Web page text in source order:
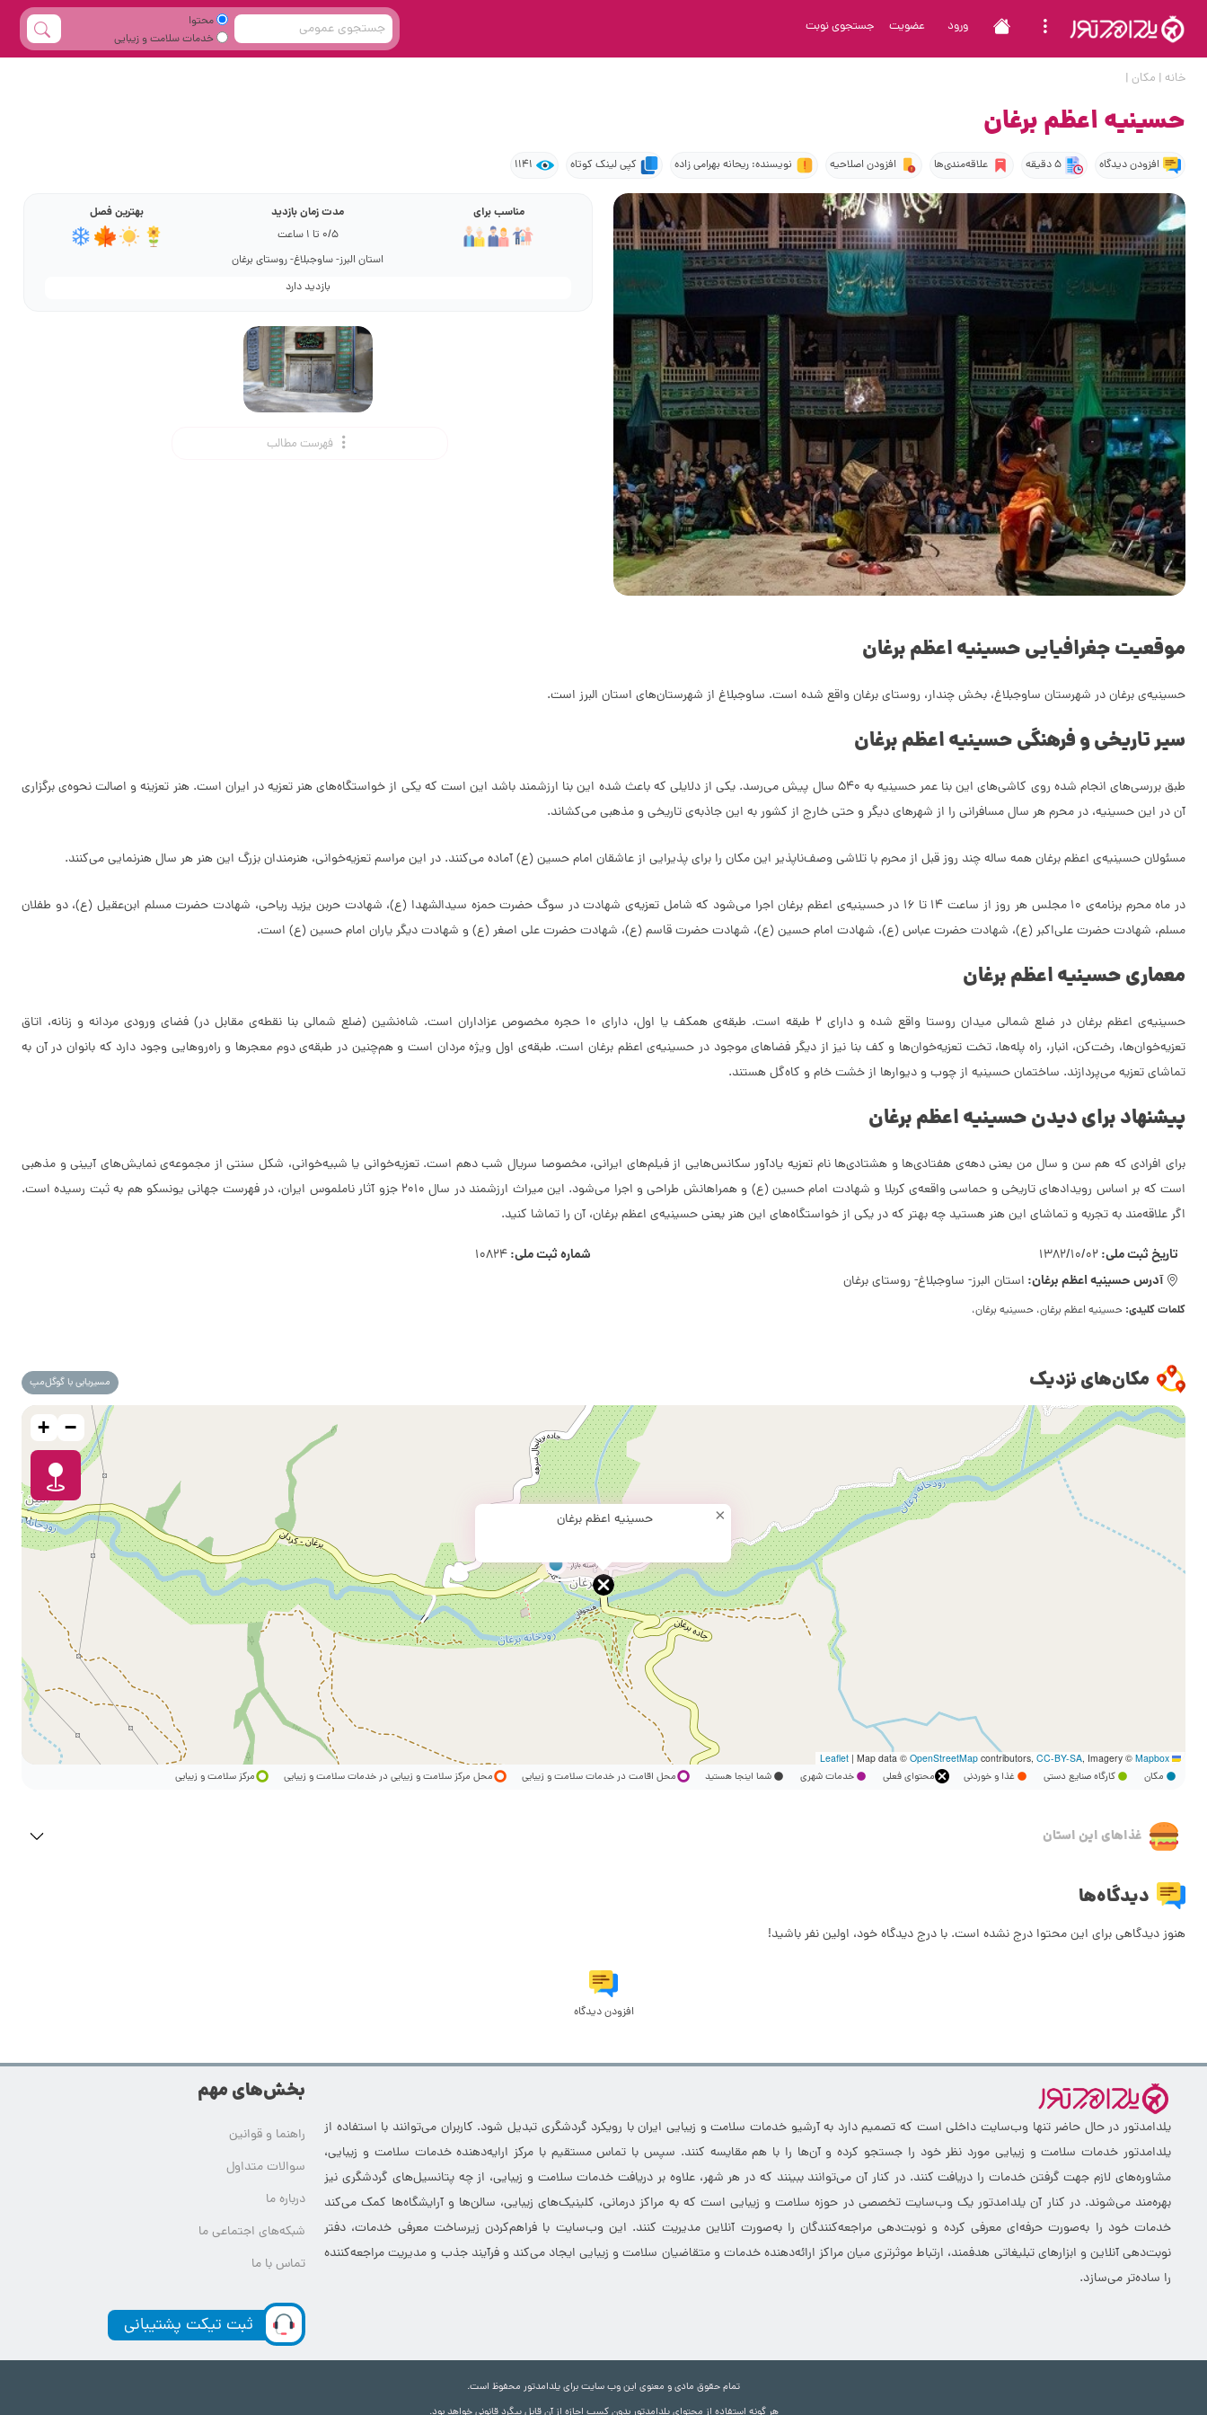
ورود عضویت جستجوی نوبت
محتوا
خدمات سلامت و زیبایی
خانه | مکان |
حسینیه اعظم برغان
افزودن دیدگاه 5 دقیقه علاقه‌مندی‌ها افزودن اصلاحیه نویسنده: ریحانه بهرامی زاده کپی لینک کوتاه 1141
مناسب برای مدت زمان بازدید
0/5 تا 1 ساعت
بهترین فصل
استان البرز- ساوجبلاغ- روستای برغان
بازدید دارد
فهرست مطالب
موقعیت جغرافیایی حسینیه اعظم برغان
حسینیه‌ی برغان در شهرستان ساوجبلاغ، بخش چندار، روستای برغان واقع شده است. ساوجبلاغ از شهرستان‌های استان البرز است.
سیر تاریخی و فرهنگی حسینیه اعظم برغان
طبق بررسی‌های انجام شده روی کاشی‌های این بنا عمر حسینیه به 540 سال پیش می‌رسد. یکی از دلایلی که باعث شده این بنا ارزشمند باشد این است که یکی از خواستگاه‌های هنر تعزیه در ایران است. هنر تعزینه و اصالت نحوه‌ی برگزاری
آن در این حسینیه، در محرم هر سال مسافرانی را از شهرهای دیگر و حتی خارج از کشور به این جاذبه‌ی تاریخی و مذهبی می‌کشاند.
مسئولان حسینیه‌ی اعظم برغان همه ساله چند روز قبل از محرم با تلاشی وصف‌ناپذیر این مکان را برای پذیرایی از عاشقان امام حسین (ع) آماده می‌کنند. در این مراسم تعزیه‌خوانی، هنرمندان بزرگ این هنر هر سال هنرنمایی می‌کنند.
در ماه محرم برنامه‌ی 10 مجلس هر روز از ساعت 14 تا 16 در حسینیه‌ی اعظم برغان اجرا می‌شود که شامل تعزیه‌ی شهادت در سوگ حضرت حمزه سیدالشهدا (ع)، شهادت حربن یزید ریاحی، شهادت حضرت مسلم ابن‌عقیل (ع)، دو طفلان
مسلم، شهادت حضرت علی‌اکبر (ع)، شهادت حضرت عباس (ع)، شهادت امام حسین (ع)، شهادت حضرت قاسم (ع)، شهادت حضرت علی اصغر (ع) و شهادت دیگر یاران امام حسین (ع) است.
معماری حسینیه اعظم برغان
حسینیه‌ی اعظم برغان در ضلع شمالی میدان روستا واقع شده و دارای 2 طبقه است. طبقه‌ی همکف یا اول، دارای 10 حجره مخصوص عزاداران است. شاه‌نشین (ضلع شمالی بنا نقطه‌ی مقابل در) فضای ورودی مردانه و زنانه، اتاق
تعزیه‌خوان‌ها، رخت‌کن، انبار، راه پله‌ها، تخت تعزیه‌خوان‌ها و کف بنا نیز از دیگر فضا‌های موجود در حسینیه‌ی اعظم برغان است. طبقه‌ی اول ویژه مردان است و هم‌چنین در طبقه‌ی دوم معجر‌ها و راه‌رو‌هایی وجود دارد که بانوان در آن به
تماشای تعزیه می‌پردازند. ساختمان حسینیه از چوب و دیوار‌ها از خشت خام و کاه‌گل هستند.
پیشنهاد برای دیدن حسینیه اعظم برغان
برای افرادی که هم سن و سال من یعنی دهه‌ی هفتادی‌ها و هشتادی‌ها نام تعزیه یادآور سکانس‌هایی از فیلم‌های ایرانی، مخصوصا سریال شب دهم است. تعزیه‌خوانی یا شبیه‌خوانی، شکل سنتی از مجموعه‌ی نمایش‌های آیینی و مذهبی
است که بر اساس رویدادهای تاریخی و حماسی واقعه‌ی کربلا و شهادت امام حسین (ع) و همراهانش طراحی و اجرا می‌شود. این میراث ارزشمند در سال 2010 جزو آثار ناملموس ایران، در فهرست جهانی یونسکو هم به ثبت رسیده است.
اگر علاقه‌مند به تجربه و تماشای این هنر هستید چه بهتر که در یکی از خواستگاه‌های این هنر یعنی حسینیه‌ی اعظم برغان، آن را تماشا کنید.
تاریخ ثبت ملی:1382/10/02 شماره ثبت ملی:10824
آدرس حسینیه اعظم برغان: استان البرز- ساوجبلاغ- روستای برغان
کلمات کلیدی: حسینیه اعظم برغان، حسینیه برغان،
مکان‌های نزدیک مسیریابی با گوگل‌مپ
حسینیه اعظم برغان ×
+ −
Leaflet
| Map data © OpenStreetMapcontributors, CC-BY-SA, Imagery © Mapbox
مکان کارگاه صنایع دستی غذا و خوردنی محتوای فعلی خدمات شهری شما اینجا هستید محل اقامت در خدمات سلامت و زیبایی محل مرکز سلامت و زیبایی در خدمات سلامت و زیبایی مرکز سلامت و زیبایی
غذاهای این استان
دیدگاه‌ها
هنوز دیدگاهی برای این محتوا درج نشده است. با درج دیدگاه خود، اولین نفر باشید!
افزودن دیدگاه
یلدامدتور در حال حاضر تنها وب‌سایت داخلی است که تصمیم دارد به آرشیو خدمات سلامت و زیبایی ایران با رویکرد گردشگری تبدیل شود. کاربران می‌توانند با استفاده از
یلدامدتور خدمات سلامت و زیبایی مورد نظر خود را جستجو کرده و آن‌ها را با هم مقایسه کنند. سپس با تماس مستقیم با مرکز ارایه‌دهنده خدمات سلامت و زیبایی،
مشاوره‌های لازم جهت گرفتن خدمات را دریافت کنند. در کنار آن می‌توانند ببینند که در هر شهر، علاوه بر دریافت خدمات سلامت و زیبایی، از چه پتانسیل‌های گردشگری نیز
بهره‌مند می‌شوند. در کنار آن یلدامدتور یک وب‌سایت تخصصی در حوزه سلامت و زیبایی است که به مراکز درمانی، کلینیک‌های زیبایی، سالن‌ها و آرایشگاه‌ها کمک می‌کند
خدمات خود را به‌صورت حرفه‌ای معرفی کرده و نوبت‌دهی مراجعه‌کنندگان را به‌صورت آنلاین مدیریت کنند. این وب‌سایت با فراهم‌کردن زیرساخت معرفی خدمات، دفتر
نوبت‌دهی آنلاین و ابزارهای تبلیغاتی هدفمند، ارتباط موثرتری میان مراکز ارائه‌دهنده خدمات و متقاضیان سلامت و زیبایی ایجاد می‌کند و فرآیند جذب و مدیریت مراجعه‌کننده
را ساده‌تر می‌سازد.
بخش‌های مهم
راهنما و قوانین
سوالات متداول
درباره ما
شبکه‌های اجتماعی ما
تماس با ما
ثبت تیکت پشتیبانی
تمام حقوق مادی و معنوی این وب سایت برای یلدامدتور محفوظ است.
هر گونه استفاده از محتوای یلدامدتور بدون کسب اجازه از آن قابل پیگرد قانونی خواهد بود.